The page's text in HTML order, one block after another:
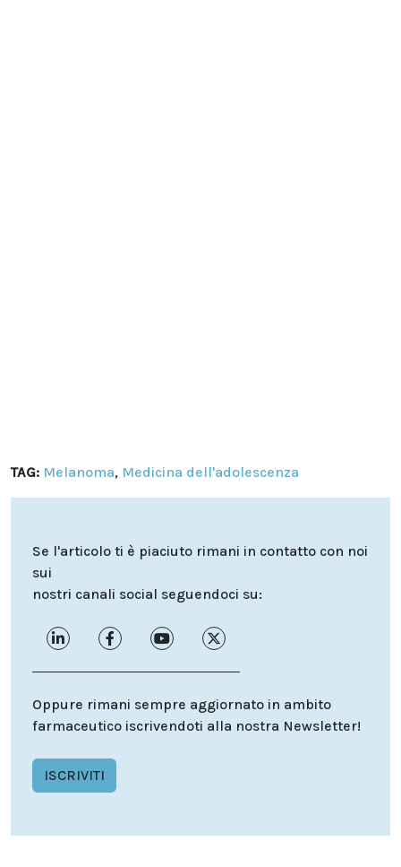
TAG: Melanoma, Medicina dell'adolescenza
Se l'articolo ti è piaciuto rimani in contatto con noi
sui
nostri canali social seguendoci su:
Oppure rimani sempre aggiornato in ambito
farmaceutico iscrivendoti alla nostra Newsletter!
ISCRIVITI